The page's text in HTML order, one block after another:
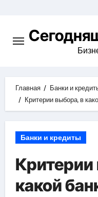
содержимому
Главная
Банки и
Критерии выбора, в
Банки и кредиты
какой